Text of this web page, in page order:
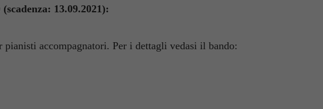
13.09.2021):
pianisti accompagnatori. Per i dettagli vedasi il bando: